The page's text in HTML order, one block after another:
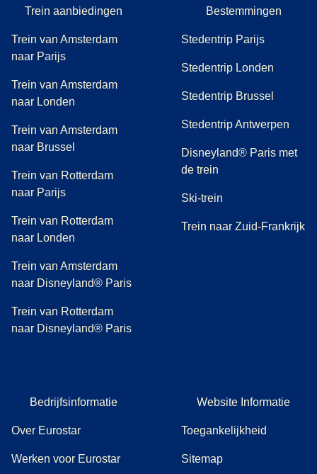
Trein aanbiedingen
Trein van Amsterdam
naar Parijs
Trein van Amsterdam
naar Londen
Trein van Amsterdam
naar Brussel
Trein van Rotterdam
naar Parijs
Trein van Rotterdam
naar Londen
Trein van Amsterdam
naar Disneyland® Paris
Trein van Rotterdam
naar Disneyland® Paris
Bestemmingen
Stedentrip Parijs
Stedentrip Londen
Stedentrip Brussel
Stedentrip Antwerpen
Disneyland® Paris met
de trein
Ski-trein
Trein naar Zuid-Frankrijk
Bedrijfsinformatie
Over Eurostar
Werken voor Eurostar
Website Informatie
Toegankelijkheid
Sitemap